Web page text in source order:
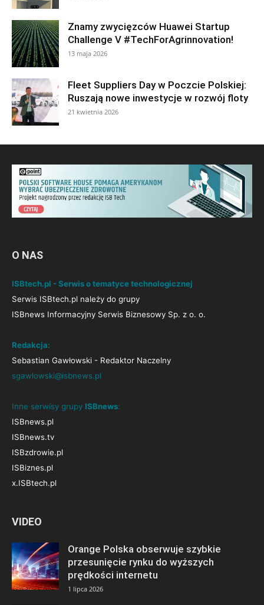
Znamy zwycięzców Huawei Startup
Challenge V #TechForAgrinnovation!
13 maja 2026
Fleet Suppliers Day w Poczcie Polskiej:
Ruszają nowe inwestycje w rozwój floty
21 kwietnia 2026
O NAS
ISBtech.pl - Serwis o tematyce technologicznej
Serwis ISBtech.pl należy do grupy
ISBnews Informacyjny Serwis Biznesowy Sp. z o. o.
Redakcja:
Sebastian Gawłowski - Redaktor Naczelny
sgawlowski@isbnews.pl
Inne serwisy grupy ISBnews:
ISBnews.pl
ISBnews.tv
ISBzdrowie.pl
ISBiznes.pl
x.ISBtech.pl
VIDEO
Orange Polska obserwuje szybkie
przesunięcie rynku do wyższych
prędkości internetu
1 lipca 2026